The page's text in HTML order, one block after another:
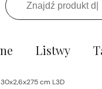
Listwy
cm L3D